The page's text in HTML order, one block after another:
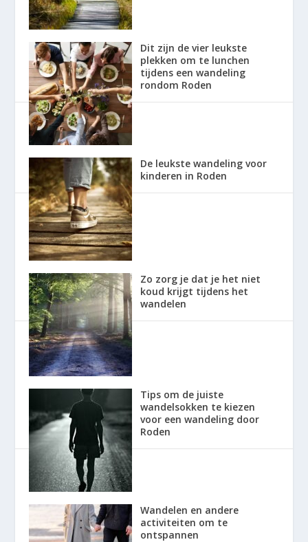
Dit zijn de vier leukste
plekken om te lunchen
tijdens een wandeling
rondom Roden
De leukste wandeling voor
kinderen in Roden
Zo zorg je dat je het niet
koud krijgt tijdens het
wandelen
Tips om de juiste
wandelsokken te kiezen
voor een wandeling door
Roden
Wandelen en andere
activiteiten om te
ontspannen